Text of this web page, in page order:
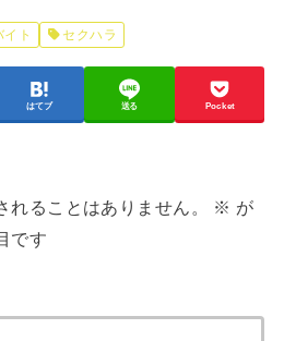
イト セクハラ
はてブ 送る Pocket
れることはありません。 ※ が
です